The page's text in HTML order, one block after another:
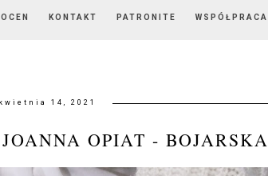
KONTAKT PATRONITE WSPÓŁPRACA
kwietnia 14, 2021
OPIAT - BOJARSKA